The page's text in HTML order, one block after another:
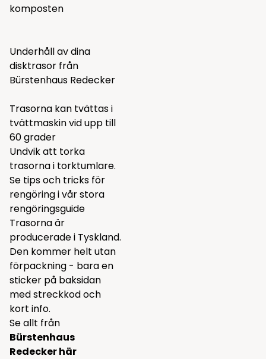
komposten
Underhåll av dina
disktrasor från
Bürstenhaus Redecker
Trasorna kan tvättas i
tvättmaskin vid upp till
60 grader
Undvik att torka
trasorna i torktumlare.
Se tips och tricks för
rengöring i vårstora
rengöringsguide
Trasorna är
producerade i Tyskland.
Den kommer helt utan
förpackning - bara en
sticker på baksidan
med streckkod och
kort info.
Se allt från
Bürstenhaus
Redecker här